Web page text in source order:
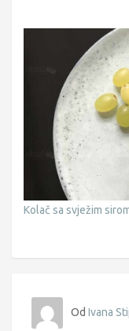
Kolač sa svježim
Od Ivana